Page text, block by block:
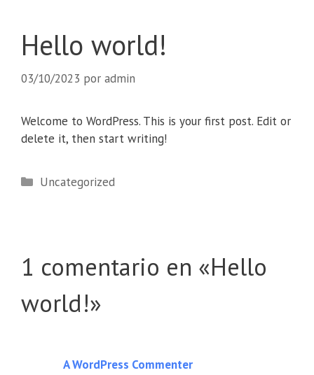
Hello world!
03/10/2023 por admin
Welcome to WordPress. This is your first post. Edit or
delete it, then start writing!
Uncategorized
1 comentario en «Hello
world!»
A WordPress Commenter